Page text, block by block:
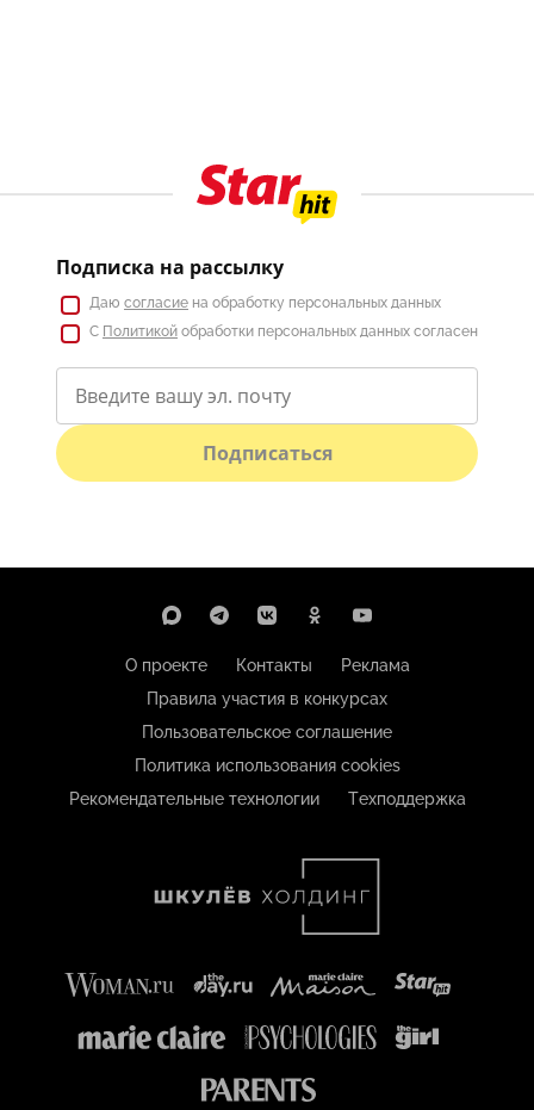
Подписка на рассылку
Даю согласие на обработку персональных данных
С Политикой обработки персональных данных согласен
Подписаться
О проекте Контакты
Реклама
Правила участия в конкурсах
Пользовательское соглашение
Политика использования cookies
Рекомендательные технологии
Техподдержка